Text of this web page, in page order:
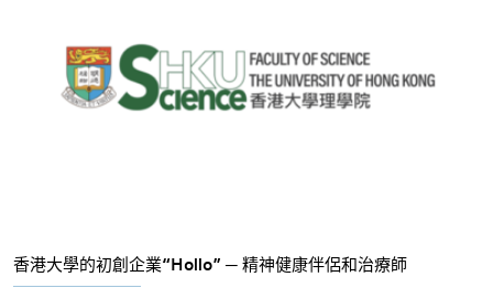
香港大學的初創企業“Hollo” ─ 精神健康伴侶和治療師